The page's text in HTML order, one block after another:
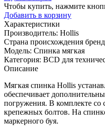
Чтобы купить, нажмите
Добавить в корзину
Характеристики
Производитель: Hollis
Страна происхождения
Модель: Спинка мягкая
Категория: BCD для
Описание
Мягкая спинка Hollis
обеспечивает
погружения. В комплекте со
крепежных болтов. На
маркерного буя.